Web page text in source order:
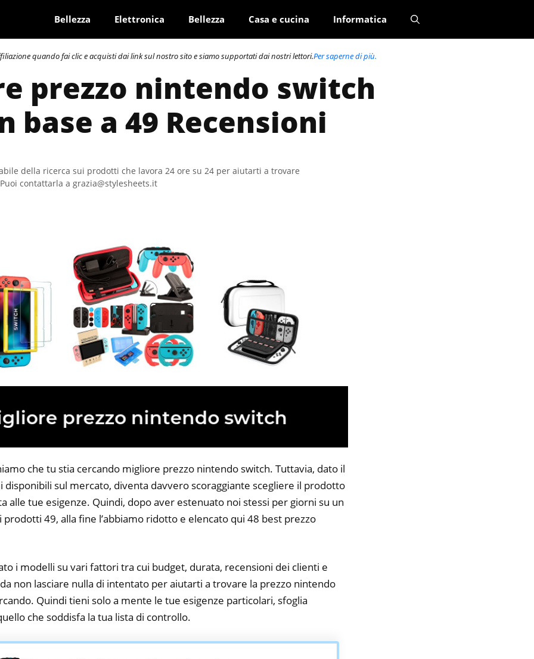
Bellezza Elettronica Bellezza Casa e cucina Informatica
quando fai clic e acquisti dai link sul nostro sito e siamo supportati dai nostri lettori.Per saperne di più.
prezzo nintendo switch
base a 49 Recensioni
della ricerca sui prodotti che lavora 24 ore su 24 per aiutarti a trovare
contattarla a grazia@stylesheets.it
che tu stia cercando migliore prezzo nintendo switch. Tuttavia, dato il
disponibili sul mercato, diventa davvero scoraggiante scegliere il prodotto
alle tue esigenze. Quindi, dopo aver estenuato noi stessi per giorni su un
49, alla fine l’abbiamo ridotto e elencato qui 48 best prezzo
i modelli su vari fattori tra cui budget, durata, recensioni dei clienti e
non lasciare nulla di intentato per aiutarti a trovare la prezzo nintendo
Quindi tieni solo a mente le tue esigenze particolari, sfoglia
che soddisfa la tua lista di controllo.